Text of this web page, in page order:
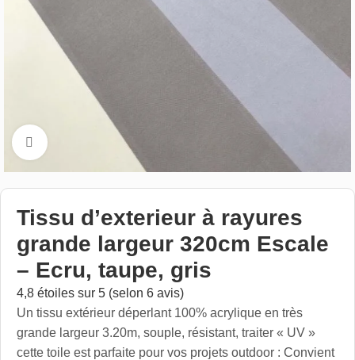
Cliquez pour aggrandir
Tissu d’exterieur à rayures
grande largeur 320cm Escale
– Ecru, taupe, gris
4,8 étoiles sur 5 (selon 6 avis)
Un tissu extérieur déperlant 100% acrylique en très
grande largeur 3.20m, souple, résistant, traiter « UV »
cette toile est parfaite pour vos projets outdoor : Convient